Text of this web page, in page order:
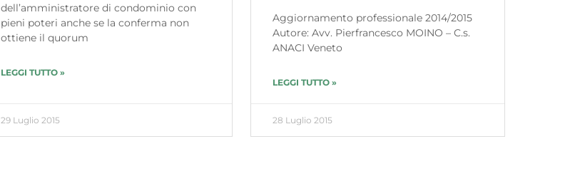
dell’amministratore di condominio con
pieni poteri anche se la conferma non
ottiene il quorum
LEGGI TUTTO »
29 Luglio 2015
Aggiornamento professionale 2014/2015
Autore: Avv. Pierfrancesco MOINO – C.s.
ANACI Veneto
LEGGI TUTTO »
28 Luglio 2015